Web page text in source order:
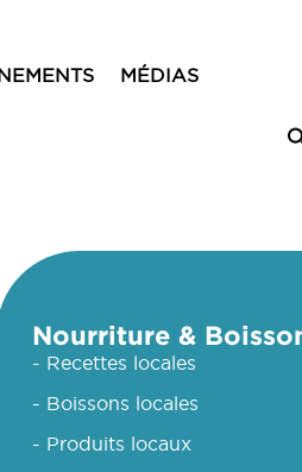
MÉDIAS
Nourriture &
- Recettes locales
- Boissons locales
- Produits locaux